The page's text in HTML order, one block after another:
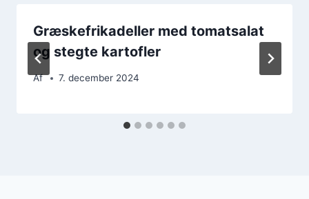
Græskefrikadeller med tomatsalat
og stegte kartofler
Af 7. december 2024